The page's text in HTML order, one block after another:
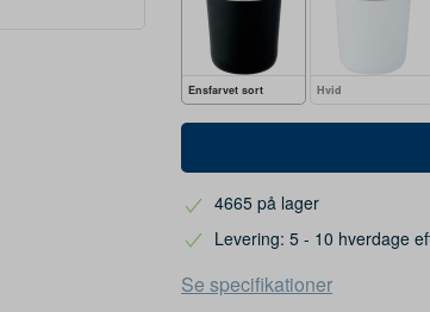
Ensfarvet sort Hvid
4665 på lager
Levering: 5 - 10 hverdage
Se specifikationer